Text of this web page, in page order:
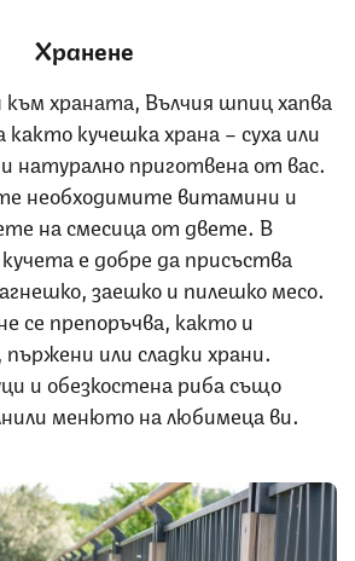
Хранене
храната, Вълчия шпиц хапва
както кучешка храна – суха или
натурално приготвена от вас.
необходимите витамини и
на смесица от двете. В
е добре да присъства
заешко и пилешко месо.
се препоръчва, както и
или сладки храни.
и обезкостена риба също
менюто на любимеца ви.